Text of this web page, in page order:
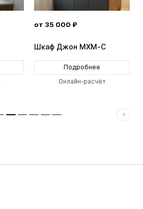
от 35 000 ₽
Шкаф Джон MXM-C
Подробнее
Онлайн-расчёт